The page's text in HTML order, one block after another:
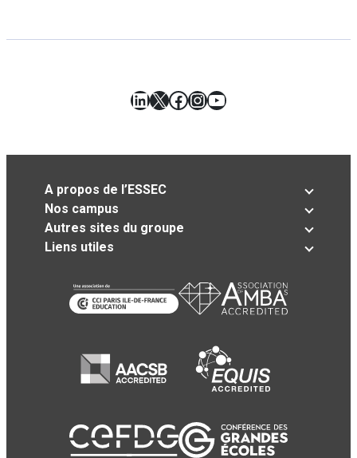
LinkedIn
X Facebook
Instagram
YouTube
A propos de l’ESSEC
Nos campus
Autres sites du groupe
Liens utiles